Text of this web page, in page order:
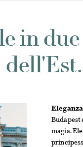
in
dell'Est.
Budapest
magia.